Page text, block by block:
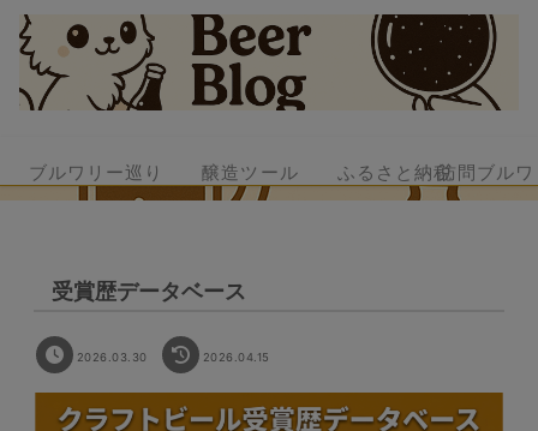
ブルワリー巡り 醸造ツール ふるさと納税訪問ブル
受賞歴データベース
2026.03.30 2026.04.15